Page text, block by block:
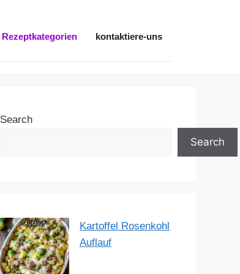
Rezeptkategorien kontaktiere-uns
Search
Search
Kartoffel Rosenkohl
Auflauf